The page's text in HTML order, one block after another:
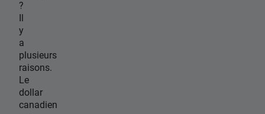
?
Il
y
a
plusieurs
raisons.
Le
dollar
canadien